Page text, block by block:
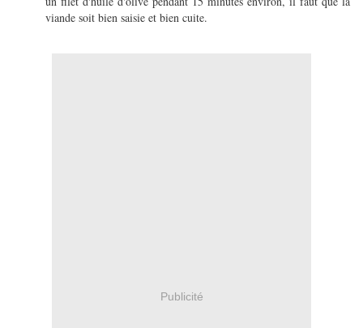
viande soit bien saisie et bien cuite.
Publicité